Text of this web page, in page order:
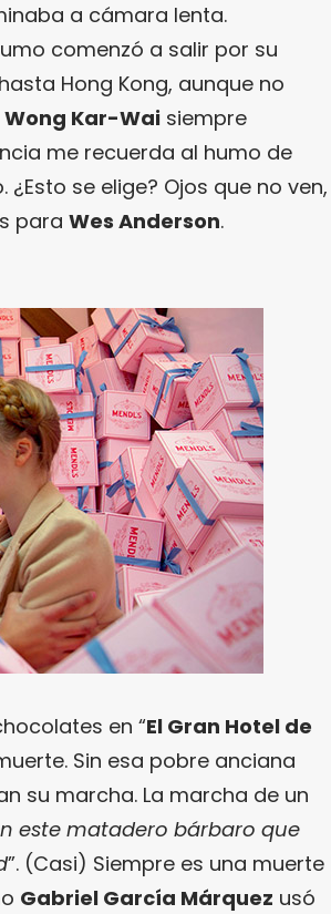
a cámara lenta.
comenzó a salir por su
Hong Kong, aunque no
Wong Kar-Wai siempre
me recuerda al humo de
se elige? Ojos que no ven,
para Wes Anderson.
en “El Gran Hotel de
Sin esa pobre anciana
su marcha. La marcha de un
este matadero bárbaro que
”. (Casi) Siempre es una muerte
Gabriel García Márquez usó